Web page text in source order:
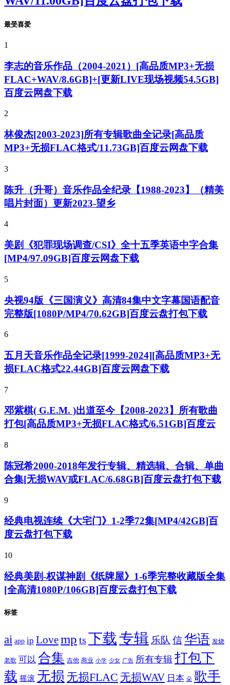
最受喜爱
1
李志的音乐作品（2004-2021）[高品质MP3+无损
FLAC+WAV/8.6GB]+[更新LIVE现场视频54.5GB]
百度云网盘下载
2
林俊杰[2003-2023]所有专辑歌曲全记录[高品质
MP3+无损FLAC格式/11.73GB]百度云网盘下载
3
陈升（升哥）音乐作品全纪录【1988-2023】（精美
唱片封面）更新2023-望乡
4
美剧《犯罪现场调查/CSI》全十五季英语中字合集
[MP4/97.09GB]百度云网盘下载
5
央视94版《三国演义》高清84集中文字幕国语配音
完整版[1080P/MP4/70.62GB]百度云盘打包下载
6
五月天音乐作品全记录[1999-2024][高品质MP3+无
损FLAC格式22.44GB]百度云网盘下载
7
邓紫棋( G.E.M. )出道至今【2008-2023】所有歌曲
打包[高品质MP3+无损FLAC格式/6.51GB]百度云
8
陈冠希2000-2018年发行专辑、精选辑、合辑、单曲
合集[无损WAV或FLAC/6.68GB]百度云盘打包下载
9
经典电视连续《大宅门》1-2季72集[MP4/42GB]百
度云盘打包下载
10
经典美剧-权谋神剧《纸牌屋》1-6季完整收藏版全集
[全高清1080P/106GB]百度云盘打包下载
标签
ai app ip Lovemp ts 下载专辑 乐队 信华语 发烧
老歌 可以 合集 吉他 商业 小学 少女 广告 所有专辑 打包下
载 摇滚 无损 无损FLAC 无损WAV 日本 朵 歌手